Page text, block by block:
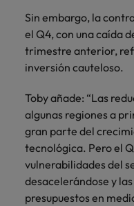
Sin embargo, la
el Q4, con una caída
trimestre anterior,
inversión cauteloso.
Toby añade: “Las
algunas regiones a
gran parte del
tecnológica. Pero el
vulnerabilidades del
desacelerándose y
presupuestos en